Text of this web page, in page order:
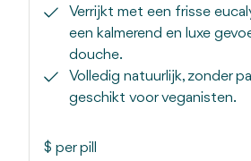
Verrijkt met een frisse
een kalmerend en luxe
douche.
Volledig natuurlijk, zonder
geschikt voor veganisten.
$ per pill